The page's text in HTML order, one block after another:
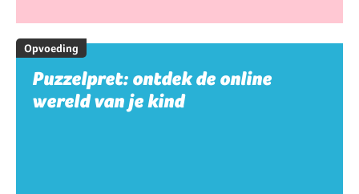
Opvoeding
Puzzelpret: ontdek de online
wereld van je kind